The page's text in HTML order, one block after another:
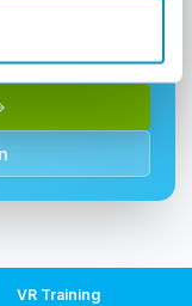
Sie, wie dieses
helfen kann.
VR Training